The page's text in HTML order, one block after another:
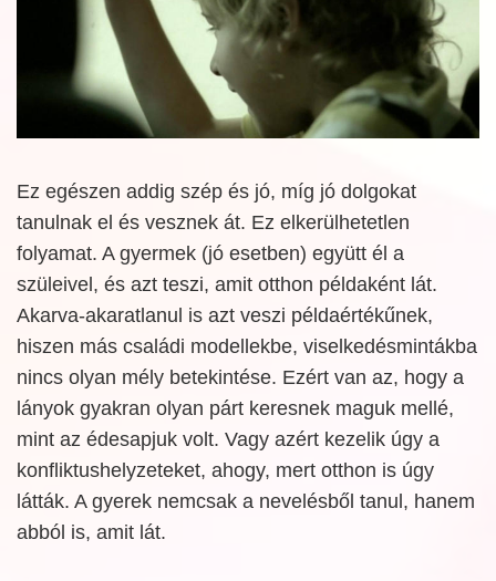
Ez egészen addig szép és jó, míg jó dolgokat
tanulnak el és vesznek át. Ez elkerülhetetlen
folyamat. A gyermek (jó esetben) együtt él a
szüleivel, és azt teszi, amit otthon példaként lát.
Akarva-akaratlanul is azt veszi példaértékűnek,
hiszen más családi modellekbe, viselkedésmintákba
nincs olyan mély betekintése. Ezért van az, hogy a
lányok gyakran olyan párt keresnek maguk mellé,
mint az édesapjuk volt. Vagy azért kezelik úgy a
konfliktushelyzeteket, ahogy, mert otthon is úgy
látták. A gyerek nemcsak a nevelésből tanul, hanem
abból is, amit lát.